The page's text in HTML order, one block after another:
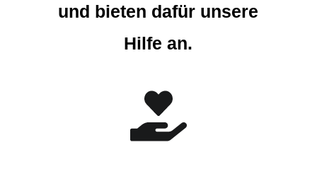
und bieten dafür unsere
Hilfe an.